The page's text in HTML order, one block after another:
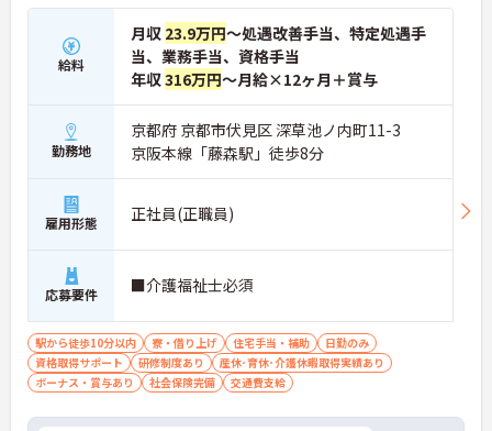
給料
月収 23.9万円～処遇改善手当、特定処遇手
当、業務手当、資格手当
年収316万円～月給×12ヶ月＋賞与
勤務地
京都府 京都市伏見区 深草池ノ内町11-3
京阪本線「藤森駅」徒歩8分
雇用形態 正社員(正職員)
応募要件 ■介護福祉士必須
駅から徒歩10分以内 寮・借り上げ 住宅手当・補助
日勤のみ
資格取得サポート
研修制度あり
産休･育休･介護休暇取得実績あり
ボーナス・賞与あり
社会保険完備 交通費支給